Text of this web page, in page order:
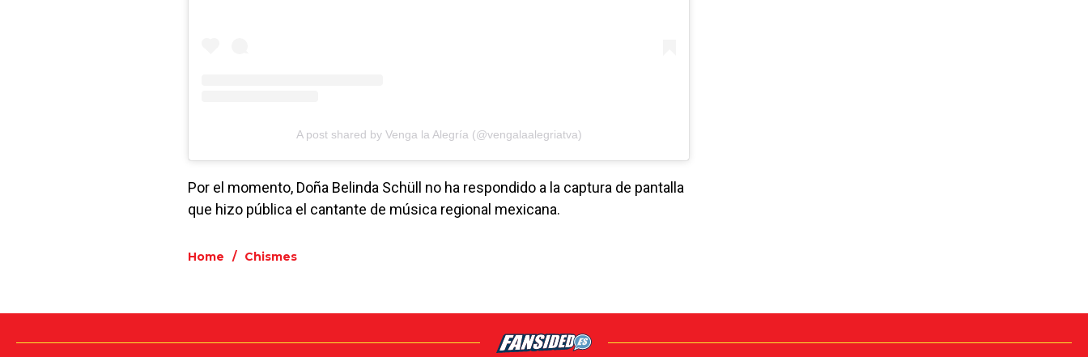
A post shared by Venga la Alegría (@vengalaalegriatva)
Por el momento, Doña Belinda Schüll no ha respondido a la captura de pantalla
que hizo pública el cantante de música regional mexicana.
Home / Chismes